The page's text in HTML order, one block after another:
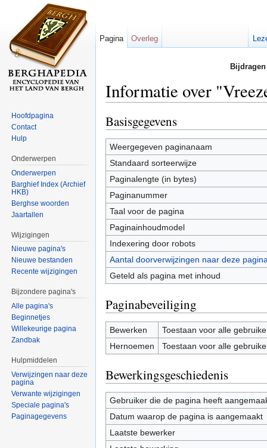
Informatie over
Basisgegevens
Weergegeven paginanaam
Standaard sorteerwijze
Paginalengte (in bytes)
Paginanummer
Taal voor de pagina
Paginainhoudmodel
Indexering door robots
Aantal doorverwijzingen naar deze
Geteld als pagina met inhoud
Paginabeveiliging
Bewerken
Toestaan voor alle
Hernoemen
Toestaan voor alle
Bewerkingsgeschiedenis
Gebruiker die de pagina heeft
Datum waarop de pagina is aangemaakt
Laatste bewerker
Pagina Overleg
Hoofdpagina
Contact
Hulp
Onderwerpen
Onderwerpen
Barghief Index (Archief
HKB)
Berghse woorden
Jaartallen
Wijzigingen
Nieuwe pagina's
Nieuwe bestanden
Recente wijzigingen
Bijzondere pagina's
Alle pagina's
Beginnetjes
Willekeurige pagina
Zandbak
Hulpmiddelen
Verwijzingen naar deze
pagina
Verwante wijzigingen
Speciale pagina's
Paginagegevens